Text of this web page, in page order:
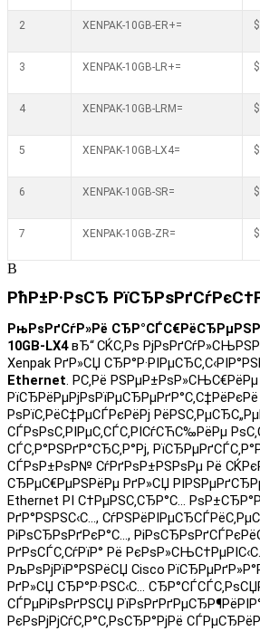
2 XENPAK-10GB-ER+=
3 XENPAK-10GB-LR+=
4 XENPAK-10GB-LRM=
5 XENPAK-10GB-LX4=
6 XENPAK-10GB-SR=
7 XENPAK-10GB-ZR=
В
РћР±Р·РѕСЂ
РњРѕРґСѓР»Рё
10GB-LX4вЂ“СЌС‚Рѕ
Xenpak РґР»СЏ
Ethernet. Р­С‚Рё
РѕРїС‚РёС‡РµСЃРєРёРј
СЃРѕРѕС‚РІРµС‚СЃС‚РІСѓСЋС‰РёРµ
СЃС‚Р°РЅРґР°СЂС‚Р°Рј,
СЃРѕР±РѕР№ СѓРґРѕР±РЅРѕРµ Рё
СЂРµС€РµРЅРёРµ РґР»СЏ
Ethernet РІ С†РµРЅС‚СЂР°С…
РґР°РЅРЅС‹С…,
РіРѕСЂРѕРґРєР°С…,
РґРѕСЃС‚СѓРїР° Рё
РљРѕРјРїР°РЅРёСЏ Cisco
РґР»СЏ СЂР°Р·РЅС‹С…
СЃРµРіРѕРґРЅСЏ
РєРѕРјРјСѓС‚Р°С‚РѕСЂР°РјРё